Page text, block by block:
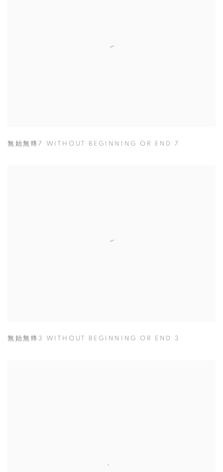
無始無终7 WITHOUT BEGINNING OR END 7
無始無终3 WITHOUT BEGINNING OR END 3